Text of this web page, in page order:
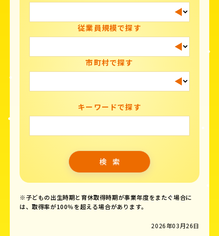
従業員規模で探す
市町村で探す
キーワードで探す
※子どもの出生時期と育休取得時期が事業年度をまたぐ場合に
は、取得率が100％を超える場合があります。
2026年03月26日